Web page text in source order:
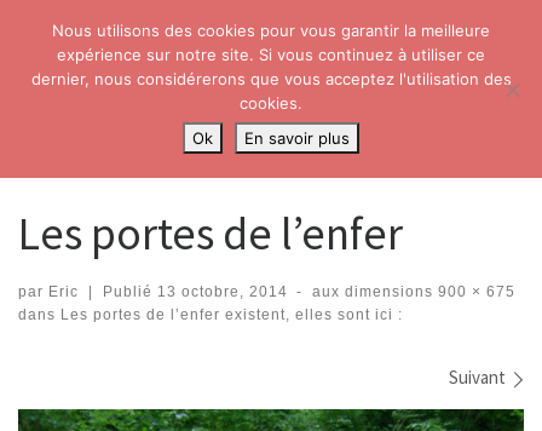
Skip to content
Search
Les portes de l’enfer existent, elles sont ici :
Les portes de l’enfer
par Eric | Publié 13 octobre, 2014 - aux dimensions 900 × 675
dans Les portes de l’enfer existent, elles sont ici :
Suivant
Nous utilisons des cookies pour vous garantir la meilleure
expérience sur notre site. Si vous continuez à utiliser ce
dernier, nous considérerons que vous acceptez l'utilisation des
cookies.
Ok
En savoir plus